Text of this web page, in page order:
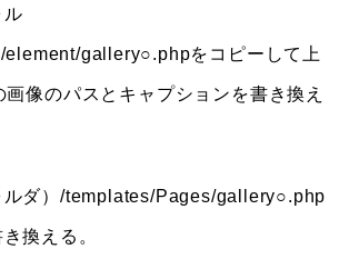
element/gallery○.phpをコピーして上
像のパスとキャプションを書き換え
ダ）/templates/Pages/gallery○.php
換える。